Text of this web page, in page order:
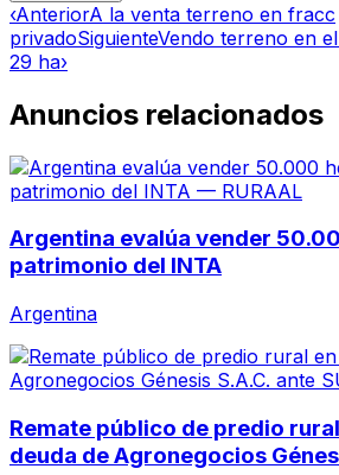
‹AnteriorA la venta terreno en fracc
privadoSiguienteVendo terreno en
29 ha›
Anuncios relacionados
Argentina evalúa vender
patrimonio del INTA
Argentina
Remate público de predio
deuda de Agronegocios